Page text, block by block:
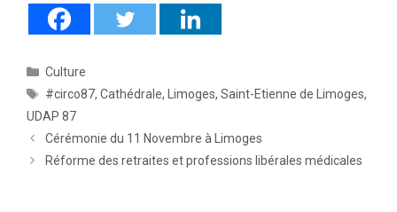
Catégories
Culture
Étiquettes
#circo87,Cathédrale, Limoges,Saint-Etienne de Limoges,
UDAP 87
Cérémonie du 11 Novembre à Limoges
Réforme des retraites et professions libérales médicales